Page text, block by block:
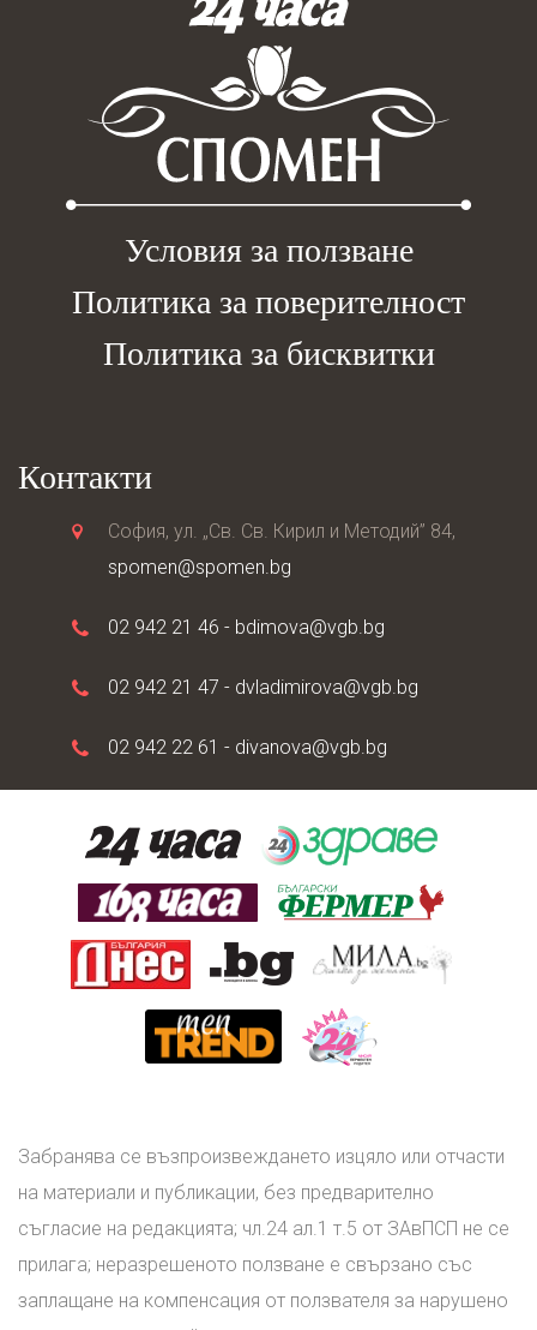
Условия за ползване
Политика за поверителност
Политика за бисквитки
Контакти
София, ул. „Св. Св. Кирил и Методий” 84,
spomen@spomen.bg
02 942 21 46 - bdimova@vgb.bg
02 942 21 47 - dvladimirova@vgb.bg
02 942 22 61 - divanova@vgb.bg
Забранява се възпроизвеждането изцяло или отчасти
на материали и публикации, без предварително
съгласие на редакцията; чл.24 ал.1 т.5 от ЗАвПСП не се
прилага; неразрешеното ползване е свързано със
заплащане на компенсация от ползвателя за нарушено